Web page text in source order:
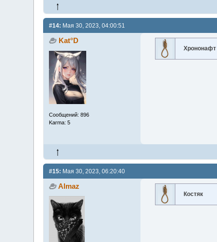
#14: Мая 30, 2023, 04:00:51
Kat°D
Сообщений: 896
Karma: 5
Хрононафт
#15: Мая 30, 2023, 06:20:40
Almaz
Костяк